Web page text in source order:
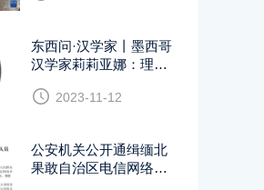
东西问·汉学家丨墨西哥
汉学家莉莉亚娜：理解
袍、中国结等符号
2023-11-12
公安机关公开通缉缅北
果敢自治区电信网络诈